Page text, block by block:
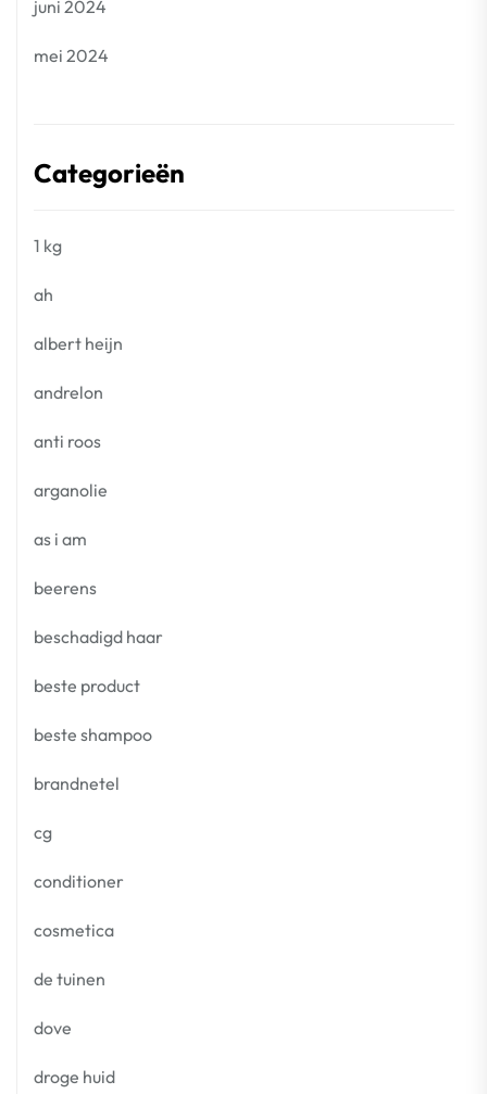
juni 2024
mei 2024
Categorieën
1 kg
ah
albert heijn
andrelon
anti roos
arganolie
as i am
beerens
beschadigd haar
beste product
beste shampoo
brandnetel
cg
conditioner
cosmetica
de tuinen
dove
droge huid